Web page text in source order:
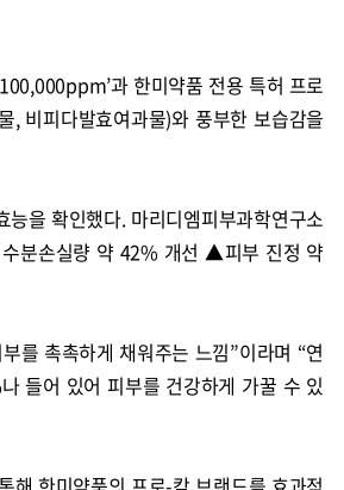
과 한미약품 전용 특허 프로
, 비피다발효여과물)와 풍부한 보습감을
을 확인했다. 마리디엠피부과학연구소
분손실량 약 42% 개선 ▲피부 진정 약
를 촉촉하게 채워주는 느낌”이라며 “연
들어 있어 피부를 건강하게 가꿀 수 있